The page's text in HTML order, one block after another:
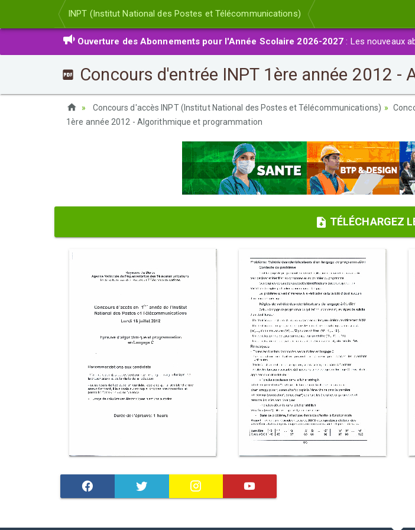
INPT (Institut National des Postes et Télécommunications)
Ouverture des Abonnements pour l'Année Scolaire 2026-2027 : Les nouveaux
Concours d'entrée INPT 1ère année 2012
Concours d'accès INPT (Institut National des Postes et Télécommunications)
1ère année 2012 - Algorithmique et programmation
TÉLÉCHARGEZ